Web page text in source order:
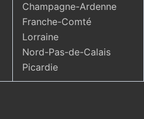
Champagne-Ardenne
Franche-Comté
Lorraine
Nord-Pas-de-Calais
Picardie